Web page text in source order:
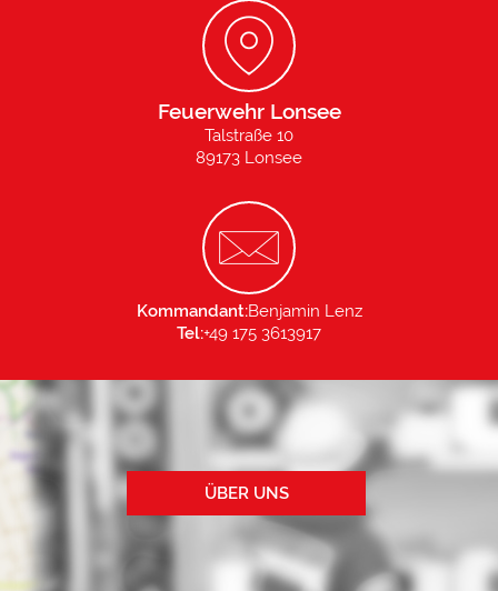
Feuerwehr Lonsee
Talstraße 10
89173 Lonsee
Kommandant:Benjamin Lenz
Tel:+49 175 3613917
ÜBER UNS